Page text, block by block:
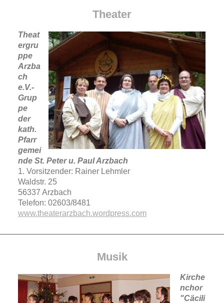
Theater
Theat
ergru
ppe
Arzba
ch
e.V.-
Grup
pe
der
kath.
Pfarr
gemei
nde St. Peter u. Paul Arzbach
1. Vorsitzender: Rainer Lehmler
Waldstr. 25
56337 Arzbach
Telefon: 02603/8481
www.theaterarzbach.wordpress.com
Musik
Kirche
nchor
"Cäcili